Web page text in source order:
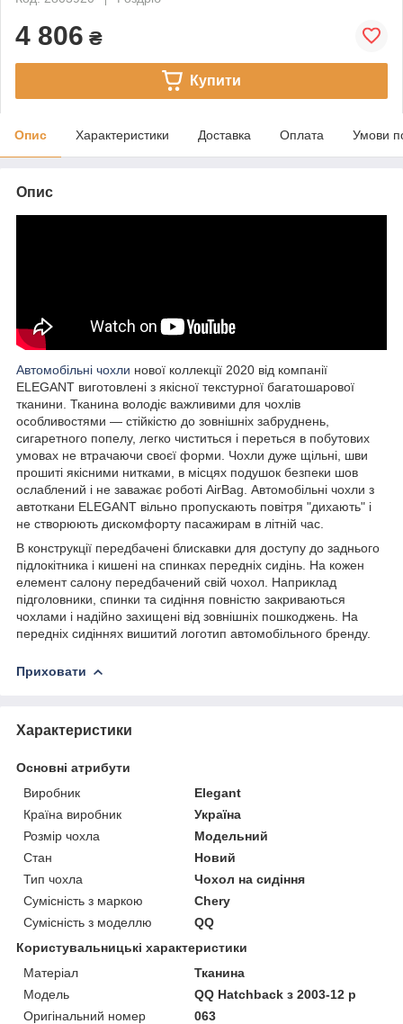
4 806 ₴
Купити
Опис Характеристики Доставка Оплата Умови
Опис
Автомобільні чохли нової коллекції 2020 від компанії
ELEGANT виготовлені з якісної текстурної багатошарової
тканини. Тканина володіє важливими для чохлів
особливостями — стійкістю до зовнішніх забруднень,
сигаретного попелу, легко чиститься і переться в побутових
умовах не втрачаючи своєї форми. Чохли дуже щільні, шви
прошиті якісними нитками, в місцях подушок безпеки шов
ослаблений і не заважає роботі AirBag. Автомобільні чохли з
автоткани ELEGANT вільно пропускають повітря "дихають" і
не створюють дискомфорту пасажирам в літній час.
В конструкції передбачені блискавки для доступу до заднього
підлокітника і кишені на спинках передніх сидінь. На кожен
елемент салону передбачений свій чохол. Наприклад
підголовники, спинки та сидіння повністю закриваються
чохлами і надійно захищені від зовнішніх пошкоджень. На
передніх сидіннях вишитий логотип автомобільного бренду.
Приховати
Характеристики
Основні атрибути
Виробник
Elegant
Країна виробник
Україна
Розмір чохла
Модельний
Стан
Новий
Тип чохла
Чохол на сидіння
Сумісність з маркою
Chery
Сумісність з моделлю
QQ
Користувальницькі характеристики
Матеріал
Тканина
Модель
QQ Hatchback з 2003-12 р
Оригінальний номер
063